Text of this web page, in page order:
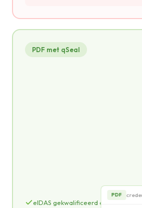
PDF met qSeal
PDF
eIDAS gekwalificeerd elektronisch